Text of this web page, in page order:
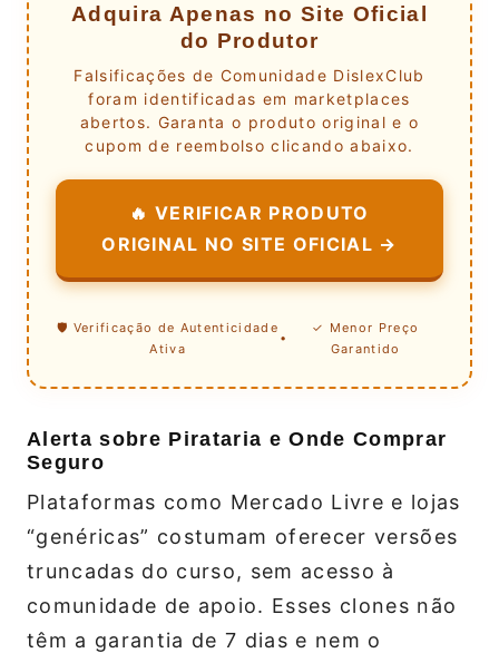
Adquira Apenas no Site Oficial
do Produtor
Falsificações de Comunidade DislexClub
foram identificadas em marketplaces
abertos. Garanta o produto original e o
cupom de reembolso clicando abaixo.
🔥 VERIFICAR PRODUTO
ORIGINAL NO SITE OFICIAL →
🛡️ Verificação de Autenticidade
Ativa
•
✓ Menor Preço
Garantido
Alerta sobre Pirataria e Onde Comprar
Seguro
Plataformas como Mercado Livre e lojas
“genéricas” costumam oferecer versões
truncadas do curso, sem acesso à
comunidade de apoio. Esses clones não
têm a garantia de 7 dias e nem o